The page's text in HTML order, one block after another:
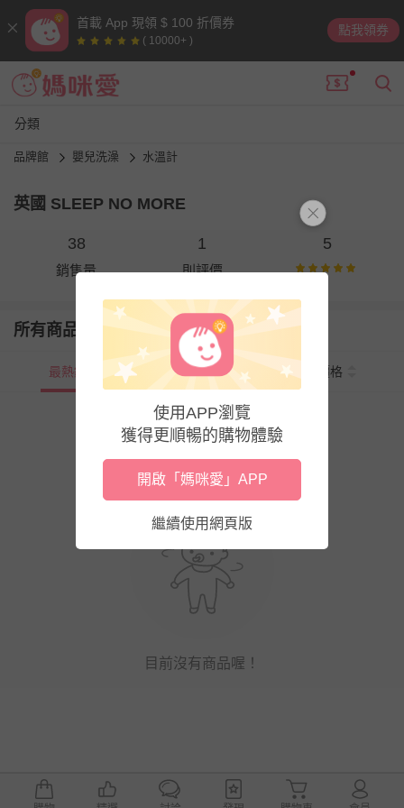
首載 App 現領 $ 100 折價券
( 10000+ )
點我領券
分類
品牌館 嬰兒洗澡 水溫計
英國 SLEEP NO MORE
38
銷售量
1
則評價
5
所有商品
最熱銷 新上市 價格
目前沒有商品喔！
使用APP瀏覽
獲得更順暢的購物體驗
開啟「媽咪愛」APP
繼續使用網頁版